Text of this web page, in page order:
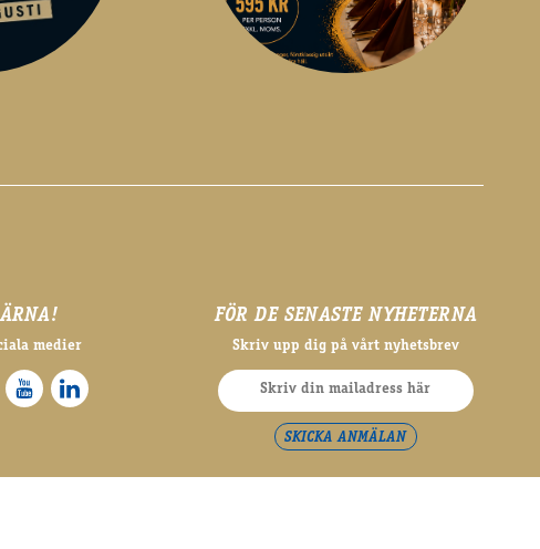
medier
FÖR DE SENASTE NYHETERNA
Skriv upp dig på vårt nyhetsbrev
SKICKA ANMÄLAN